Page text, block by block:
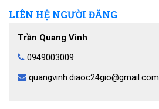
LIÊN HỆ NGƯỜI ĐĂNG
Trần Quang Vinh
0949003009
quangvinh.diaoc24gio@gmail.com